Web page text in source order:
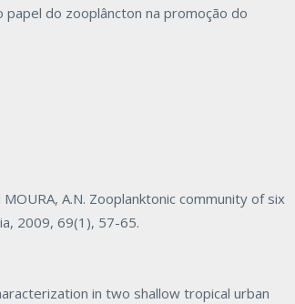
do zooplâncton na promoção do
MOURA, A.N. Zooplanktonic community of six
, 2009, 69(1), 57-65.
in two shallow tropical urban